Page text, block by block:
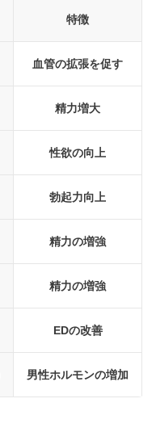
特徴
血管の拡張を促す
精力増大
性欲の向上
勃起力向上
精力の増強
精力の増強
EDの改善
男性ホルモンの増加